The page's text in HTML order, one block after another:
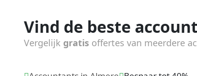
Vind de beste
Vergelijk gratis offertes van meerdere